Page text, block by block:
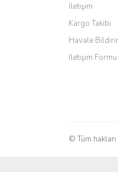
İletişim
Kargo Takibi
Havale
İletişim Formu
© Tüm